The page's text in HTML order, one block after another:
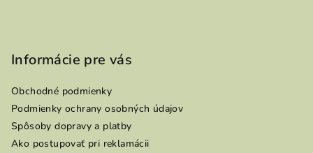
Informácie pre vás
Obchodné podmienky
Podmienky ochrany osobných údajov
Spôsoby dopravy a platby
Ako postupovať pri reklamácii